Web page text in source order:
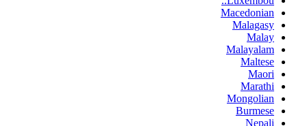
Macedonian
Malagasy
Malay
Malayalam
Maltese
Maori
Marathi
Mongolian
Burmese
Nepali